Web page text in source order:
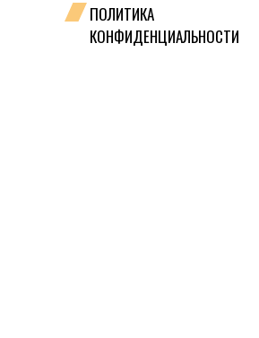
ПОЛИТИКА
КОНФИДЕНЦИАЛЬНОСТИ